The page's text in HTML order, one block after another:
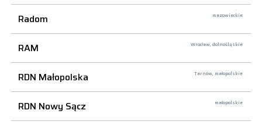
Radom mazowieckie
RAM Wrocław, dolnośląskie
RDN Małopolska Tarnów, małopolskie
RDN Nowy Sącz małopolskie